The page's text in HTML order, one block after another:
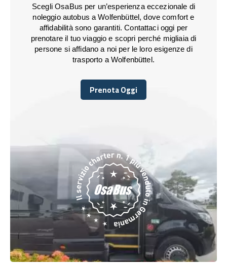
Scegli OsaBus per un’esperienza eccezionale di
noleggio autobus a Wolfenbüttel, dove comfort e
affidabilità sono garantiti. Contattaci oggi per
prenotare il tuo viaggio e scopri perché migliaia di
persone si affidano a noi per le loro esigenze di
trasporto a Wolfenbüttel.
Prenota Oggi
Prenota Oggi